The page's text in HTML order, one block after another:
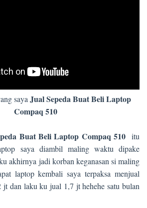
saya Jual Sepeda Buat Beli Laptop
Compaq 510
Buat Beli Laptop Compaq 510 itu
saya diambil maling waktu dipake
akhirnya jadi korban keganasan si maling
laptop kembali saya terpaksa menjual
jt dan laku ku jual 1,7 jt hehehe satu bulan